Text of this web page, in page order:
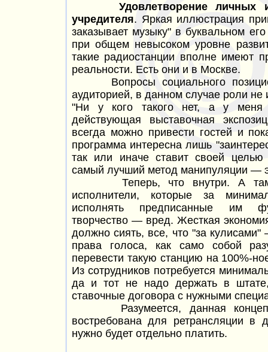
Удовлетворение личных
учредителя. Яркая иллюстрация
заказывает музыку" в буквальном
при общем невысоком уровне
такие радиостанции вполне имеют
реальности. Есть они и в Москве.
Вопросы социального
аудиторией, в данном случае роли
"Ни у кого такого нет, а у
действующая выставочная
всегда можно привести гостей и
программа интересна лишь
так или иначе ставит своей
самый лучший метод манипуляции —
Теперь, что внутри. А там
исполнители, которые за
исполнять предписанные им
творчество — вред. Жесткая
должно сиять, все, что "за кулисами"
права голоса, как само собой
перевести такую станцию на 100%-
Из сотрудников потребуется
да и тот не надо держать в
ставочные договора с нужными
Разумеется, данная
востребована для ретрансляции в
нужно будет отдельно платить.